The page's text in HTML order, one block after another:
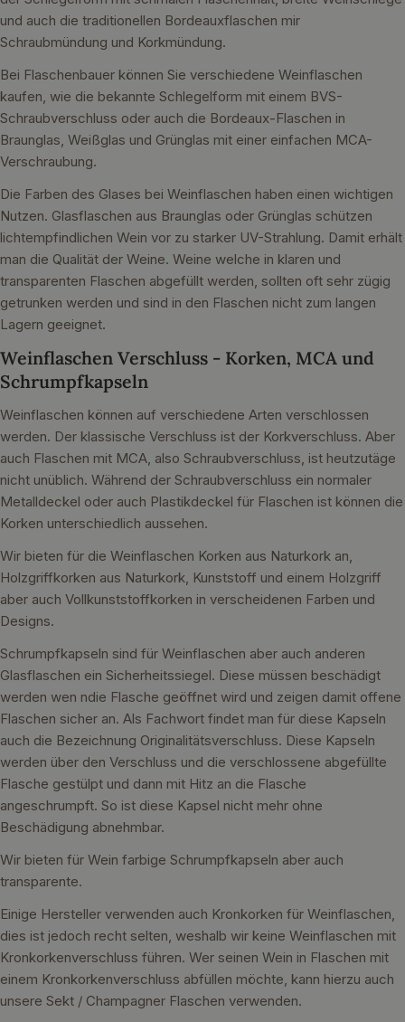
und auch die traditionellen Bordeauxflaschen mir
Schraubmündung und Korkmündung.
Bei Flaschenbauer können Sie verschiedene Weinflaschen
kaufen, wie die bekannte Schlegelform mit einem BVS-
Schraubverschluss oder auch die Bordeaux-Flaschen in
Braunglas, Weißglas und Grünglas mit einer einfachen MCA-
Verschraubung.
Die Farben des Glases bei Weinflaschen haben einen wichtigen
Nutzen. Glasflaschen aus Braunglas oder Grünglas schützen
lichtempfindlichen Wein vor zu starker UV-Strahlung. Damit erhält
man die Qualität der Weine. Weine welche in klaren und
transparenten Flaschen abgefüllt werden, sollten oft sehr zügig
getrunken werden und sind in den Flaschen nicht zum langen
Lagern geeignet.
Weinflaschen Verschluss - Korken, MCA und
Schrumpfkapseln
Weinflaschen können auf verschiedene Arten verschlossen
werden. Der klassische Verschluss ist der Korkverschluss. Aber
auch Flaschen mit MCA, also Schraubverschluss, ist heutzutäge
nicht unüblich. Während der Schraubverschluss ein normaler
Metalldeckel oder auch Plastikdeckel für Flaschen ist können die
Korken unterschiedlich aussehen.
Wir bieten für die Weinflaschen Korken aus Naturkork an,
Holzgriffkorken aus Naturkork, Kunststoff und einem Holzgriff
aber auch Vollkunststoffkorken in verscheidenen Farben und
Designs.
Schrumpfkapseln sind für Weinflaschen aber auch anderen
Glasflaschen ein Sicherheitssiegel. Diese müssen beschädigt
werden wen ndie Flasche geöffnet wird und zeigen damit offene
Flaschen sicher an. Als Fachwort findet man für diese Kapseln
auch die Bezeichnung Originalitätsverschluss. Diese Kapseln
werden über den Verschluss und die verschlossene abgefüllte
Flasche gestülpt und dann mit Hitz an die Flasche
angeschrumpft. So ist diese Kapsel nicht mehr ohne
Beschädigung abnehmbar.
Wir bieten für Wein farbige Schrumpfkapseln aber auch
transparente.
Einige Hersteller verwenden auch Kronkorken für Weinflaschen,
dies ist jedoch recht selten, weshalb wir keine Weinflaschen mit
Kronkorkenverschluss führen. Wer seinen Wein in Flaschen mit
einem Kronkorkenverschluss abfüllen möchte, kann hierzu auch
unsere Sekt / Champagner Flaschen verwenden.